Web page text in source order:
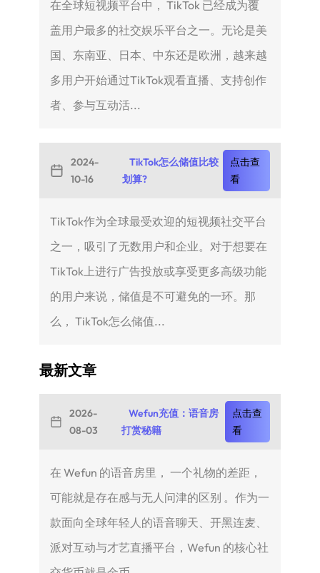
在全球短视频平台中， TikTok 已经成为覆
盖用户最多的社交娱乐平台之一。无论是美
国、东南亚、日本、中东还是欧洲，越来越
多用户开始通过TikTok观看直播、支持创作
者、参与互动活...
2024-
10-16
TikTok怎么储值比较
划算?
点击查
看
TikTok作为全球最受欢迎的短视频社交平台
之一，吸引了无数用户和企业。对于想要在
TikTok上进行广告投放或享受更多高级功能
的用户来说，储值是不可避免的一环。那
么， TikTok怎么储值...
最新文章
2026-
08-03
Wefun充值：语音房
打赏秘籍
点击查
看
在 Wefun 的语音房里， 一个礼物的差距，
可能就是存在感与无人问津的区别 。作为一
款面向全球年轻人的语音聊天、开黑连麦、
派对互动与才艺直播平台，Wefun 的核心社